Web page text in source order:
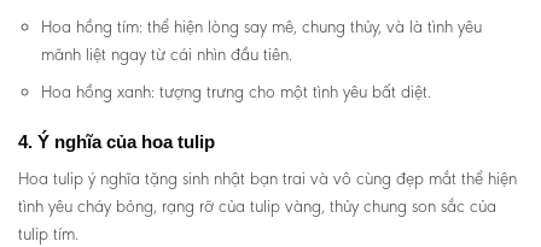
Hoa hồng tím: thể hiện lòng say mê, chung thủy, và là tình yêu
mãnh liệt ngay từ cái nhìn đầu tiên.
Hoa hồng xanh: tượng trưng cho một tình yêu bất diệt.
4. Ý nghĩa của hoa tulip
Hoa tulip ý nghĩa tặng sinh nhật bạn trai và vô cùng đẹp mắt thể hiện
tình yêu cháy bỏng, rạng rỡ của tulip vàng, thủy chung son sắc của
tulip tím.